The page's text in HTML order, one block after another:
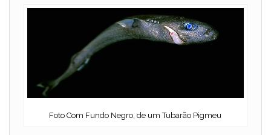
Foto Com Fundo Negro, de um Tubarão Pigmeu